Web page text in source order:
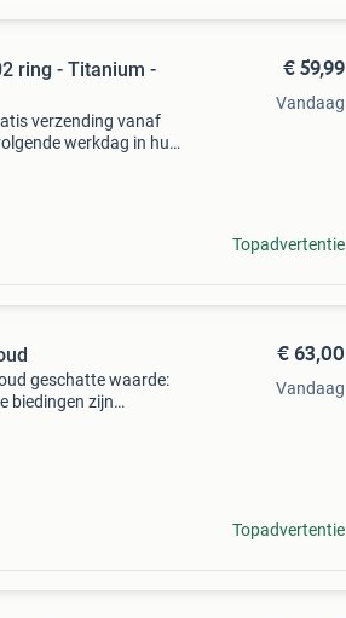
ring - Titanium -
verzending vanaf
werkdag in huis
€ 59,99
Vandaag
Topadvertentie
geschatte waarde:
biedingen zijn
€ 63,00
Vandaag
Topadvertentie